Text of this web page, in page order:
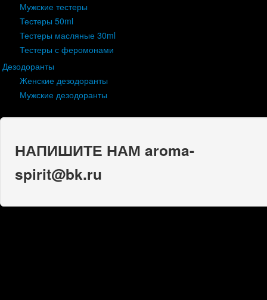
Мужские тестеры
Тестеры 50ml
Тестеры масляные 30ml
Тестеры с феромонами
Дезодоранты
Женские дезодоранты
Мужские дезодоранты
НАПИШИТЕ НАМ aroma-
spirit@bk.ru